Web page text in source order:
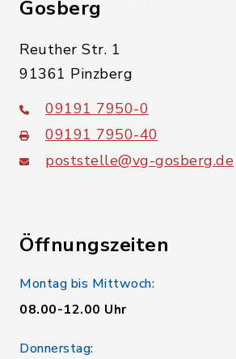
Gosberg
Reuther Str. 1
91361 Pinzberg
09191 7950-0
09191 7950-40
poststelle@vg-gosberg.de
Öffnungszeiten
Montag bis Mittwoch:
08.00-12.00 Uhr
Donnerstag: